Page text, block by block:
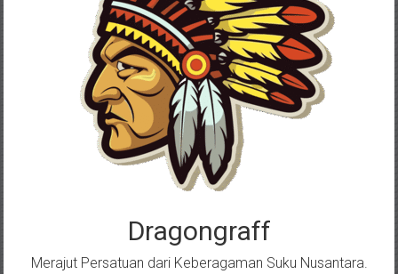
Dragongraff
Merajut Persatuan dari Keberagaman Suku Nusantara.